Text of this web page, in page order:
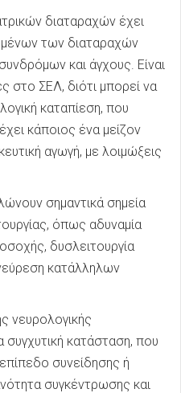
διαταραχών έχει
των διαταραχών
και άγχους. Είναι
ΣΕΛ, διότι μπορεί να
καταπίεση, που
κάποιος ένα μείζον
αγωγή, με λοιμώξεις
σημαντικά σημεία
όπως αδυναμία
δυσλειτουργία
κατάλληλων
νευρολογικής
συγχυτική κατάσταση, που
συνείδησης ή
συγκέντρωσης και